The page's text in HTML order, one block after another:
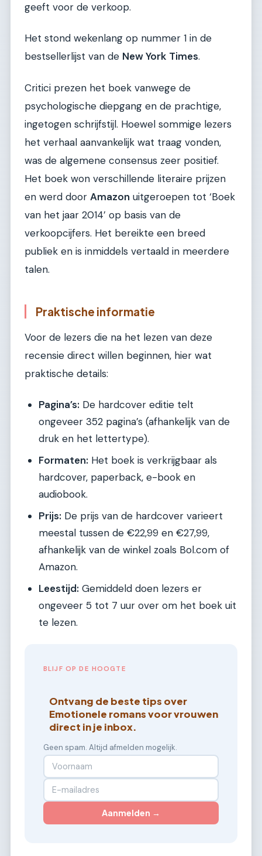
geeft voor de verkoop.
Het stond wekenlang op nummer 1 in de
bestsellerlijst van de New York Times.
Critici prezen het boek vanwege de
psychologische diepgang en de prachtige,
ingetogen schrijfstijl. Hoewel sommige lezers
het verhaal aanvankelijk wat traag vonden,
was de algemene consensus zeer positief.
Het boek won verschillende literaire prijzen
en werd door Amazon uitgeroepen tot ‘Boek
van het jaar 2014’ op basis van de
verkoopcijfers. Het bereikte een breed
publiek en is inmiddels vertaald in meerdere
talen.
Praktische informatie
Voor de lezers die na het lezen van deze
recensie direct willen beginnen, hier wat
praktische details:
Pagina’s: De hardcover editie telt
ongeveer 352 pagina’s (afhankelijk van de
druk en het lettertype).
Formaten: Het boek is verkrijgbaar als
hardcover, paperback, e-book en
audiobook.
Prijs: De prijs van de hardcover varieert
meestal tussen de €22,99 en €27,99,
afhankelijk van de winkel zoals Bol.com of
Amazon.
Leestijd: Gemiddeld doen lezers er
ongeveer 5 tot 7 uur over om het boek uit
te lezen.
BLIJF OP DE HOOGTE
Ontvang de beste tips over
Emotionele romans voor vrouwen
direct in je inbox.
Geen spam. Altijd afmelden mogelijk.
Aanmelden →